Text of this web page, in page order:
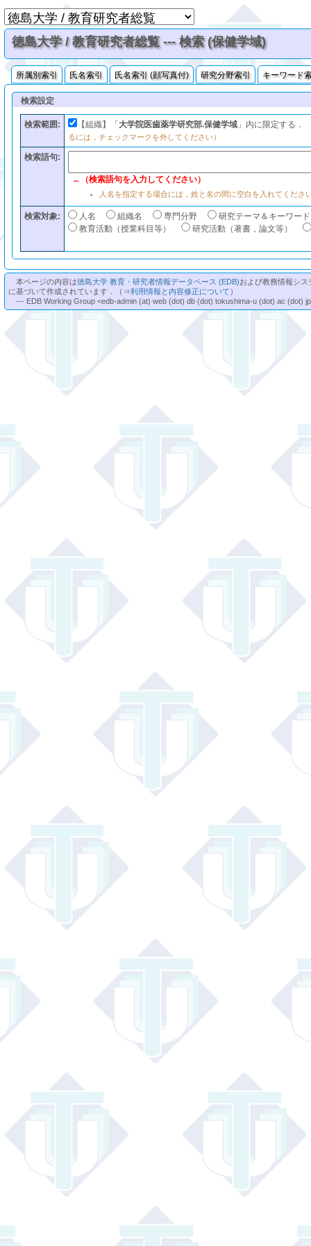
徳島大学 / 教育研究者総覧 --- 検索 (保健学域)
所属別索引 氏名索引 氏名索引 (顔写真付) 研究分野索引 キーワード
検索設定
検索範囲: 【組織】「 大学院医歯薬学研究部.保健学域」内に限定する．
るには，チェックマークを外してください）
検索語句:
←（検索語句を入力してください）
人名を指定する場合には，姓と名の間に空白を入れてくださ
検索対象: 人名 組織名 専門分野
研究テーマ＆キーワード
教育活動（授業科目等）
研究活動（著書，論文等）
本ページの内容は徳島大学 教育・研究者情報データベース (EDB)および教務情報シ
に基づいて作成されています．（⇒利用情報と内容修正について ）
--- EDB Working Group <edb-admin (at) web (dot) db (dot) tokushima-u (dot) ac (dot)